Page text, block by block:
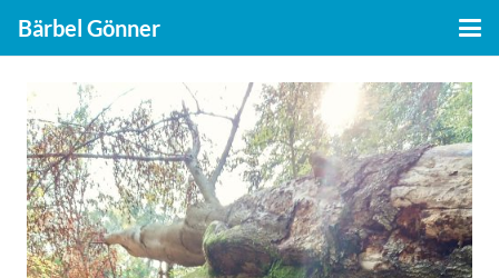
Bärbel Gönner